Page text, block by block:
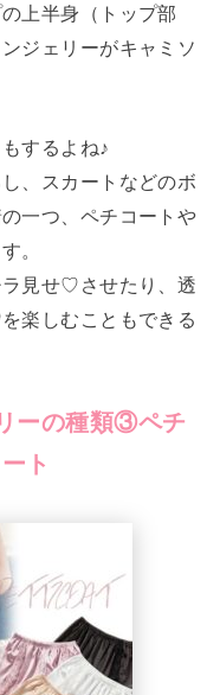
上半身（トップ部
ジェリーがキャミソ
するよね♪
、スカートなどのボ
一つ、ペチコートや
。
見せ♡させたり、透
楽しむこともできる
ーの種類③ペチ
ト